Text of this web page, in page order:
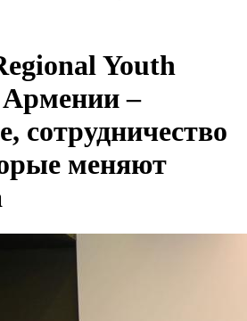
Youth
Армении –
сотрудничество
меняют